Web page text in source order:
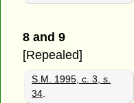
8 and 9
[Repealed]
S.M. 1995, c. 3, s.
34.